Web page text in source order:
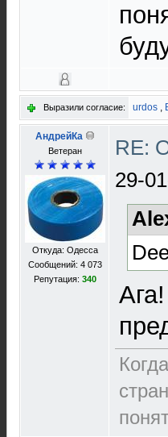
Выразили согласие: urdos ,
АндрейКа
Ветеран
Откуда: Одесса
Сообщений: 4 073
Репутация: 340
RE:
29-